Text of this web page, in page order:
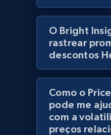
Zara - Products
Category id, Product id,
Currency, Colour code,
more.
O Bright
rastrear
descontos
Como o
pode me
com a
preços